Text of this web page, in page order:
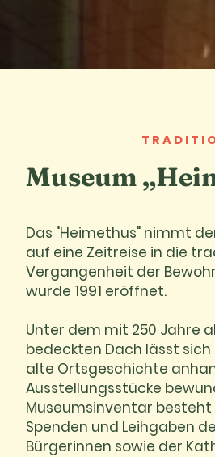
Museum
Das "Heimethus" nimmt
auf eine Zeitreise in die
Vergangenheit der
wurde 1991 eröffnet.
Unter dem mit 250 Jahre
bedeckten Dach lässt sich
alte Ortsgeschichte
Ausstellungsstücke
Museumsinventar
Spenden und Leihgaben
Bürgerinnen sowie der